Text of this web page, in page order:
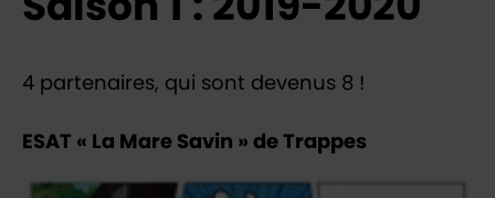
Saison 1 : 2019-2020
4 partenaires, qui sont devenus 8 !
ESAT « La Mare Savin » de Trappes